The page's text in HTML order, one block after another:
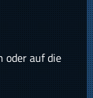
oder auf die